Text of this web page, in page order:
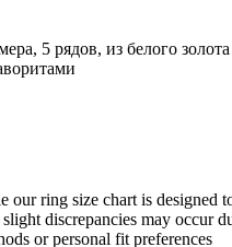
5 рядов, из белого
our ring size chart is designed
slight discrepancies may occur
or personal fit preferences